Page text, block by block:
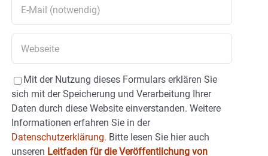
Mit der Nutzung dieses Formulars erklären Sie
sich mit der Speicherung und Verarbeitung Ihrer
Daten durch diese Website einverstanden. Weitere
Informationen erfahren Sie in der
Datenschutzerklärung. Bitte lesen Sie hier auch
unseren Leitfaden für die Veröffentlichung von